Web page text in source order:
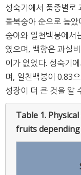
성숙기에서 품종별로
돌복숭아 순으로 높
숭아와 일천백봉에서
였으며, 백향은 과실
이가 없었다. 성숙기
며, 일천백봉이 0.83
성장이 더 큰 것을 알
Table 1.
fruits